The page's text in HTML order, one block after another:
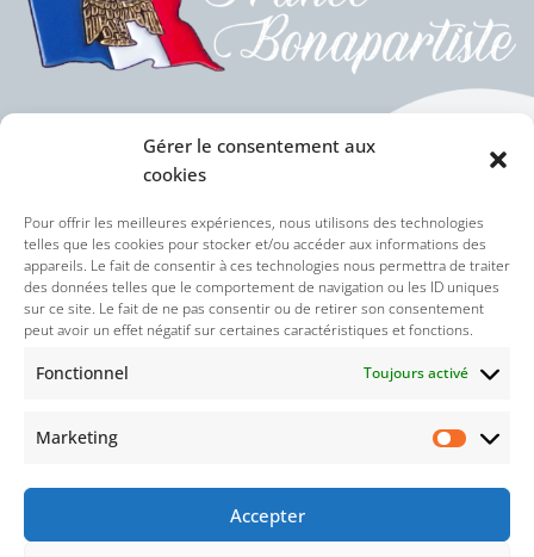
Gérer le consentement aux
cookies
Pour offrir les meilleures expériences, nous utilisons des technologies
telles que les cookies pour stocker et/ou accéder aux informations des
appareils. Le fait de consentir à ces technologies nous permettra de traiter
des données telles que le comportement de navigation ou les ID uniques
sur ce site. Le fait de ne pas consentir ou de retirer son consentement
peut avoir un effet négatif sur certaines caractéristiques et fonctions.
Fonctionnel Toujours activé
Marketing
Accepter
Politique des cookies (UE)
Politique de confidentialité
Nos réseaux sociaux :